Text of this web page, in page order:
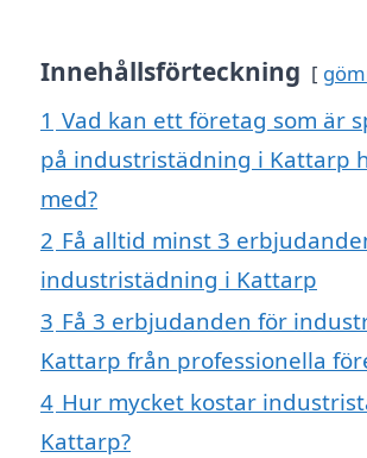
Innehållsförteckning
1 Vad kan ett företag som är
på industristädning i Kattarp
med?
2 Få alltid minst 3
industristädning i Kattarp
3 Få 3 erbjudanden för
Kattarp från professionella
4 Hur mycket kostar
Kattarp?